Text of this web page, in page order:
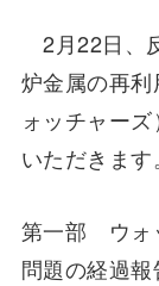
2月22日、
炉金属の再
ォッチャー
いただきます。
第一部 ウォ
問題の経過報